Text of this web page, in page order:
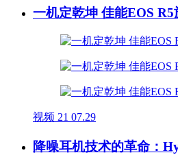
一机定乾坤 佳能EOS R5
视频 21 07.29
降噪耳机技术的革命：